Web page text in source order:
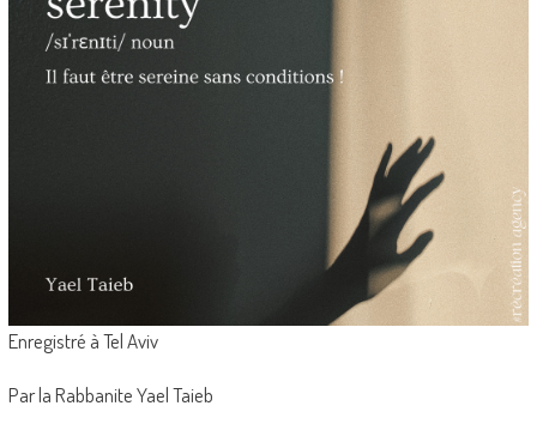
Enregistré à Tel Aviv
Par la Rabbanite Yael Taieb